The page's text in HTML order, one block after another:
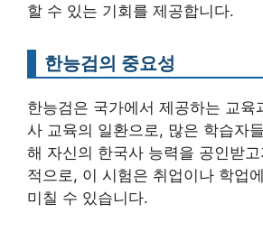
할 수 있는 기회를 제공합니다.
한능검의 중요성
한능검은 국가에서 제공하는 교육
사 교육의 일환으로, 많은 학습자
해 자신의 한국사 능력을 공인받
적으로, 이 시험은 취업이나 학업
미칠 수 있습니다.